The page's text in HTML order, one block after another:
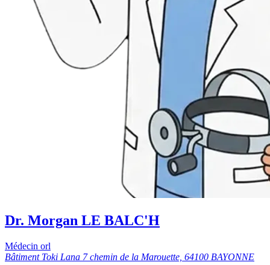
Dr. Morgan LE BALC'H
Médecin orl
Bâtiment Toki Lana 7 chemin de la Marouette, 64100 BAYONNE